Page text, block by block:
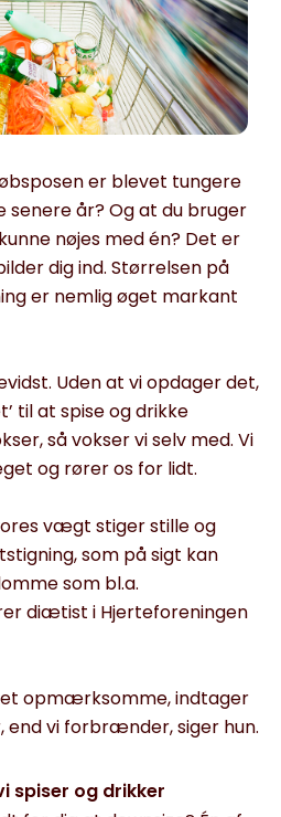
er blevet tungere
år? Og at du bruger
nøjes med én? Det er
dig ind. Størrelsen på
er nemlig øget markant
Uden at vi opdager det,
til at spise og drikke
så vokser vi selv med. Vi
og rører os for lidt.
vægt stiger stille og
som på sigt kan
som bl.a.
diætist i Hjerteforeningen
opmærksomme, indtager
end vi forbrænder, siger hun.
spiser og drikker